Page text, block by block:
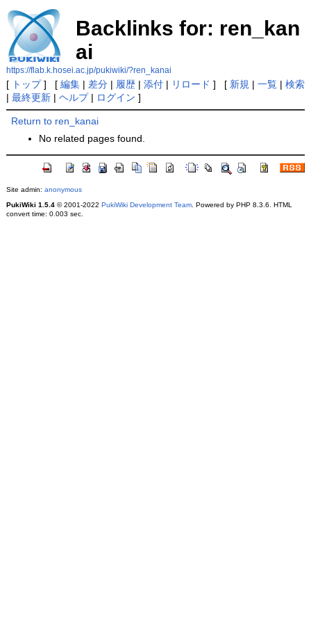
Backlinks for: ren_kan
ai
https://flab.k.hosei.ac.jp/pukiwiki/?ren_kanai
[ トップ] [ 編集| 差分| 履歴| 添付| リロード ] [ 新規 | 一覧| 検索
| 最終更新| ヘルプ| ログイン ]
Return to ren_kanai
No related pages found.
Site admin: anonymous
PukiWiki 1.5.4© 2001-2022 PukiWiki Development Team. Powered by PHP 8.3.6. HTML
convert time: 0.003 sec.